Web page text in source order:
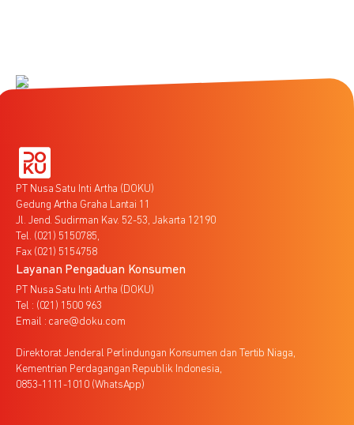
PT Nusa Satu Inti Artha (DOKU)
Gedung Artha Graha Lantai 11
Jl. Jend. Sudirman Kav. 52-53, Jakarta 12190
Tel. (021) 5150785,
Fax (021) 5154758
Layanan Pengaduan Konsumen
PT Nusa Satu Inti Artha (DOKU)
Tel : (021) 1500 963
Email : care@doku.com
Direktorat Jenderal Perlindungan Konsumen dan Tertib Niaga,
Kementrian Perdagangan Republik Indonesia,
0853-1111-1010 (WhatsApp)